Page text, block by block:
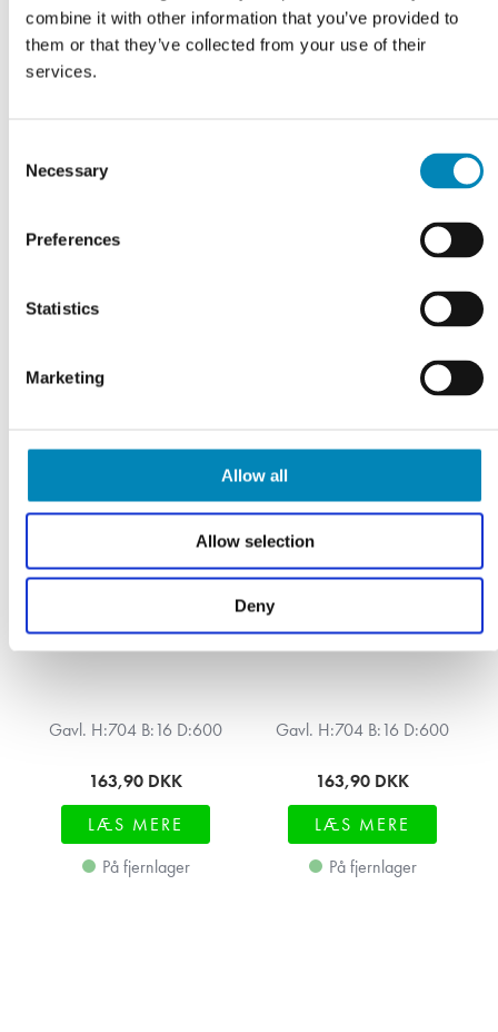
combine it with other information that you’ve provided to
them or that they’ve collected from your use of their
services.
Selection
Necessary
Preferences
Statistics
Marketing
Allow all
Allow selection
Deny
Gavl. H:704 B:16 D:600
På fjernlager
Gavl. H:704 B:16 D:600
Gavl. H:704 B:16 D:600
163,90 DKK
LÆS MERE
På fjernlager
Gavl. H:704 B:16 D:600
163,90 DKK
LÆS MERE
På fjernlager